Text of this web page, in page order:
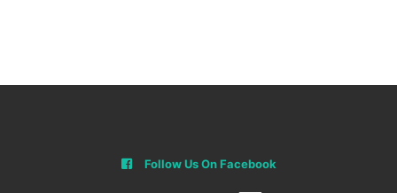
Follow Us On Facebook